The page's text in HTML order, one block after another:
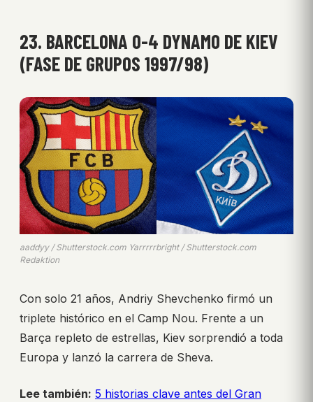
23. BARCELONA 0-4 DYNAMO DE KIEV
(FASE DE GRUPOS 1997/98)
aaddyy / Shutterstock.com Yarrrrrbright / Shutterstock.com
Redaktion
Con solo 21 años, Andriy Shevchenko firmó un
triplete histórico en el Camp Nou. Frente a un
Barça repleto de estrellas, Kiev sorprendió a toda
Europa y lanzó la carrera de Sheva.
Lee también: 5 historias clave antes del Gran